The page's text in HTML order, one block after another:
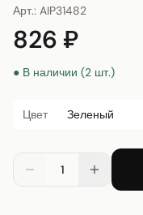
Арт.: AIP31482
826 ₽
● В наличии (2 шт.)
Цвет Зеленый
1